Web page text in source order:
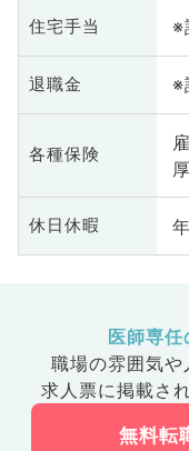
住宅手当 ※
退職金 ※
各種保険
休日休暇
医師専
職場の雰囲気や
求人票に掲載さ
無料転